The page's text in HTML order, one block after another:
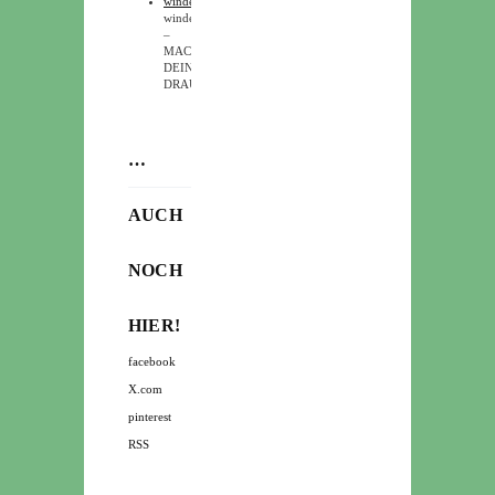
windeltou
–
MACH
DEINS
DRAUS
…
AUCH
NOCH
HIER!
facebook
X.com
pinterest
RSS